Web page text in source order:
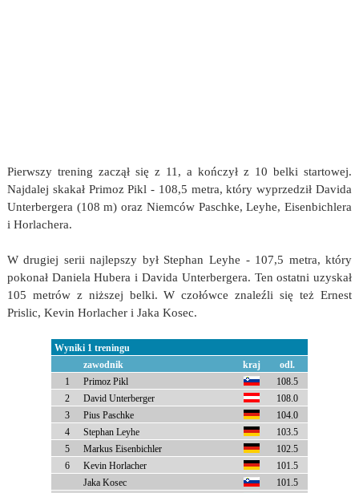
Pierwszy trening zaczął się z 11, a kończył z 10 belki startowej.
Najdalej skakał Primoz Pikl - 108,5 metra, który wyprzedził Davida
Unterbergera (108 m) oraz Niemców Paschke, Leyhe, Eisenbichlera
i Horlachera.
W drugiej serii najlepszy był Stephan Leyhe - 107,5 metra, który
pokonał Daniela Hubera i Davida Unterbergera. Ten ostatni uzyskał
105 metrów z niższej belki. W czołówce znaleźli się też Ernest
Prislic, Kevin Horlacher i Jaka Kosec.
Wyniki 1 treningu
zawodnik
kraj
odl.
1
Primoz Pikl
108.5
2
David Unterberger
108.0
3
Pius Paschke
104.0
4
Stephan Leyhe
103.5
5
Markus Eisenbichler
102.5
6
Kevin Horlacher
101.5
Jaka Kosec
101.5